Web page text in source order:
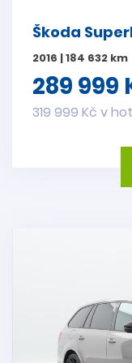
Škoda
2016 | 184 632 km
289 999
319 999 Kč v